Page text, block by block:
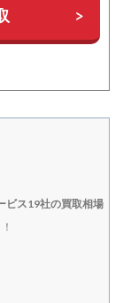
ビス19社の買取相場